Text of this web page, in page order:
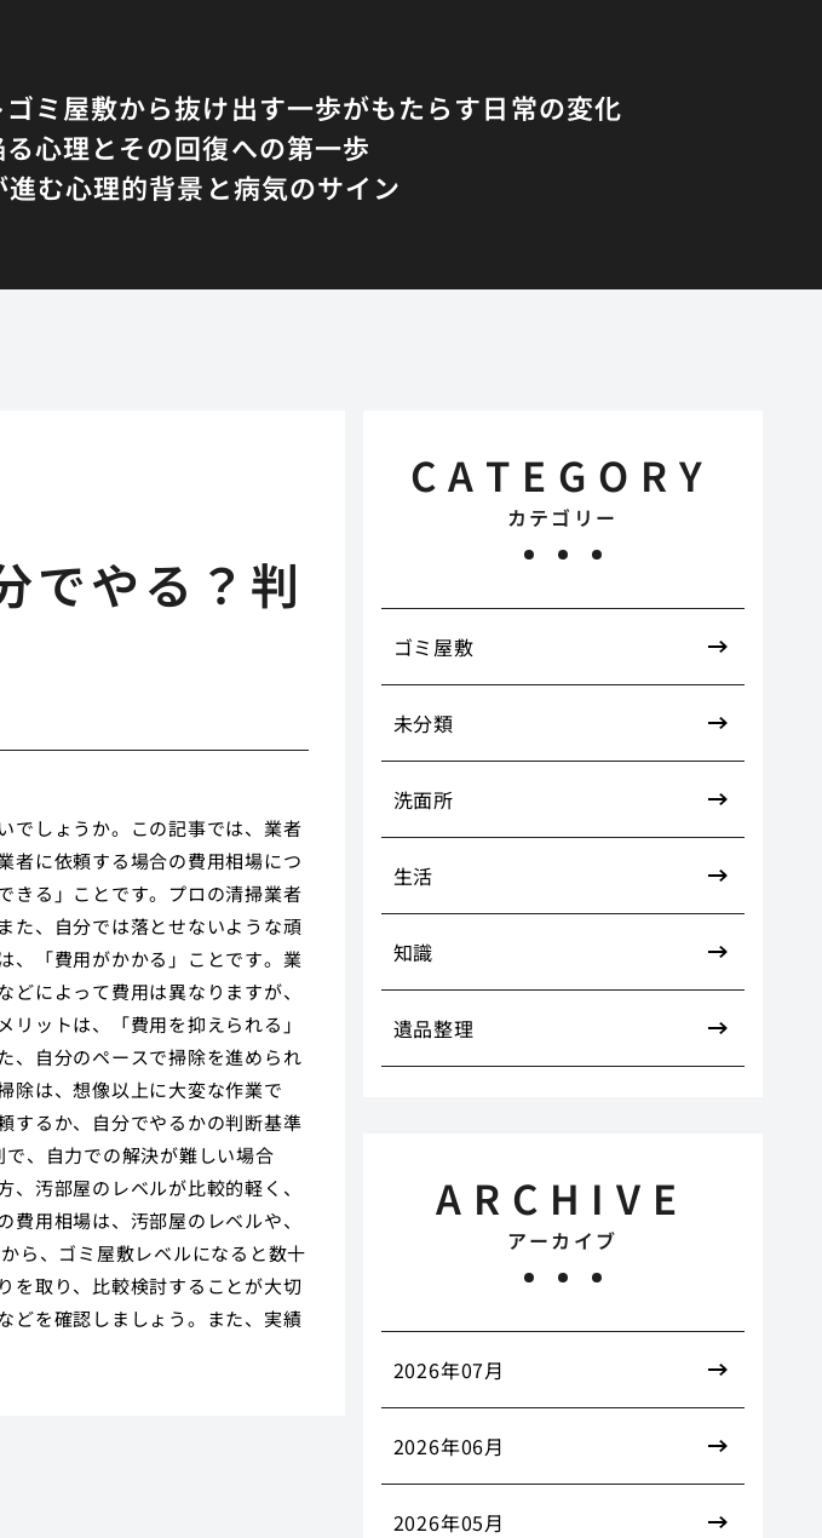
ゴミ屋敷から抜け出す一歩がもたらす日常の変化
心理とその回復への第一歩
む心理的背景と病気のサイン
でやる？判
でしょうか。この記事では、業者
者に依頼する場合の費用相場につ
きる」ことです。プロの清掃業者
た、自分では落とせないような頑
、「費用がかかる」ことです。業
によって費用は異なりますが、
ットは、「費用を抑えられる」
、自分のペースで掃除を進められ
除は、想像以上に大変な作業で
するか、自分でやるかの判断基準
、自力での解決が難しい場合
汚部屋のレベルが比較的軽く、
用相場は、汚部屋のレベルや、
ら、ゴミ屋敷レベルになると数十
を取り、比較検討することが大切
どを確認しましょう。また、実績
CATEGORY
カテゴリー
ゴミ屋敷
未分類
洗面所
生活
知識
遺品整理
ARCHIVE
アーカイブ
2026年07月
2026年06月
2026年05月